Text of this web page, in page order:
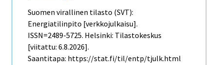
Suomen virallinen tilasto (SVT):
Energiatilinpito [verkkojulkaisu].
ISSN=2489-5725. Helsinki: Tilastokeskus
[viitattu: 6.8.2026].
Saantitapa: https://stat.fi/til/entp/tjulk.html